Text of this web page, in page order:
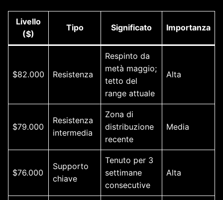
Livello
($)
Tipo Significato Importanza
$82.000 Resistenza
Respinto da
metà maggio;
tetto del
range attuale
Alta
$79.000
Resistenza
intermedia
Zona di
distribuzione
recente
Media
$76.000
Supporto
chiave
Tenuto per 3
settimane
consecutive
Alta